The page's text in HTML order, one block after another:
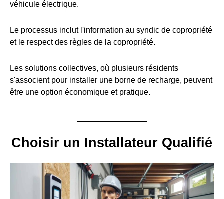
véhicule électrique.
Le processus inclut l'information au syndic de copropriété
et le respect des règles de la copropriété.
Les solutions collectives, où plusieurs résidents
s'associent pour installer une borne de recharge, peuvent
être une option économique et pratique.
Choisir un Installateur Qualifié